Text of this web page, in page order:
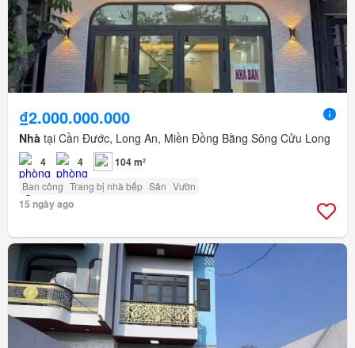
₫2.000.000.000
Nhà tại Cần Đước, Long An, Miền Đồng Bằng Sông Cửu Long
4 4 104 m²
Ban công Trang bị nhà bếp Sân Vườn
15 ngày ago